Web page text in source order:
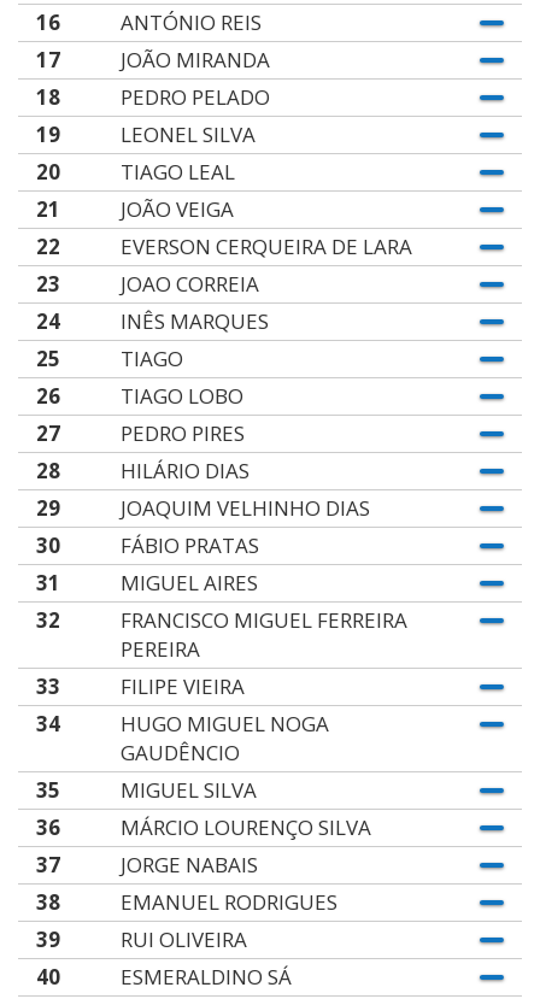
16
ANTÓNIO REIS
17
JOÃO MIRANDA
18
PEDRO PELADO
19
LEONEL SILVA
20
TIAGO LEAL
21
JOÃO VEIGA
22
EVERSON CERQUEIRA DE LARA
23
JOAO CORREIA
24
INÊS MARQUES
25
TIAGO
26
TIAGO LOBO
27
PEDRO PIRES
28
HILÁRIO DIAS
29
JOAQUIM VELHINHO DIAS
30
FÁBIO PRATAS
31
MIGUEL AIRES
32
FRANCISCO MIGUEL FERREIRA
PEREIRA
33
FILIPE VIEIRA
34
HUGO MIGUEL NOGA
GAUDÊNCIO
35
MIGUEL SILVA
36
MÁRCIO LOURENÇO SILVA
37
JORGE NABAIS
38
EMANUEL RODRIGUES
39
RUI OLIVEIRA
40
ESMERALDINO SÁ